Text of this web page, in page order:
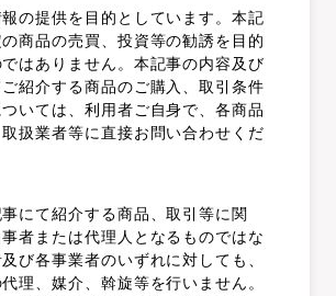
の提供を目的としています。本記
商品の売買、投資等の勧誘を目的
はありません。本記事の内容及び
紹介する商品のご購入、取引条件
いては、利用者ご自身で、各商品
扱業者等に直接お問い合わせくだ
にて紹介する商品、取引等に関
事者または代理人となるものではな
び各事業者のいずれに対しても、
理、媒介、斡旋等を行いません。